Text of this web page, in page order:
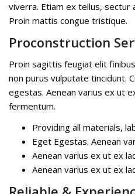
viverra. Etiam ex tellus, sectur
Proin mattis congue tristique.
Proconstruction
Proin sagittis feugiat elit
non purus vulputate tincidunt.
egestas. Aenean varius ex ut
fermentum.
Providing all materials,
Eget Egestas. Aenean
Aenean varius ex ut ex
Aenean varius ex ut ex